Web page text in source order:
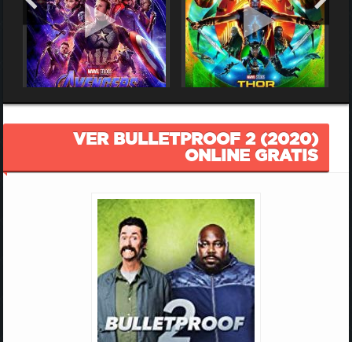
VER BULLETPROOF 2 (2020)
ONLINE GRATIS